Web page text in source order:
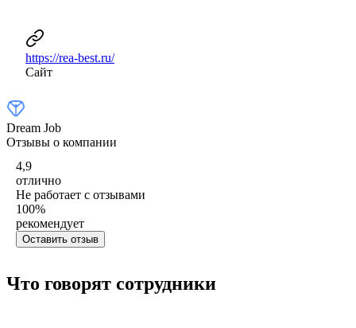
https://rea-best.ru/
Сайт
Dream Job
Отзывы о компании
4,9
отлично
Не работает с отзывами
100%
рекомендует
Оставить отзыв
Что говорят сотрудники